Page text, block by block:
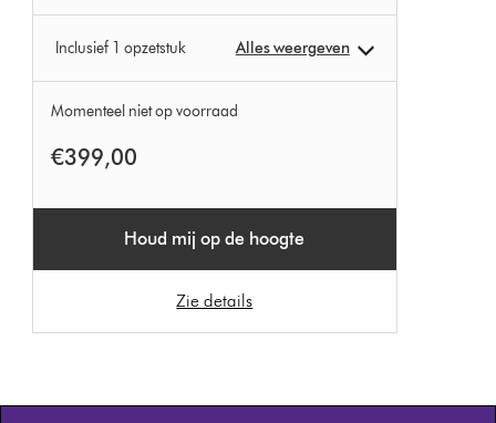
Inclusief 1 opzetstuk Alles weergeven
Momenteel niet op voorraad
€399,00
Houd mij op de hoogte
Zie details